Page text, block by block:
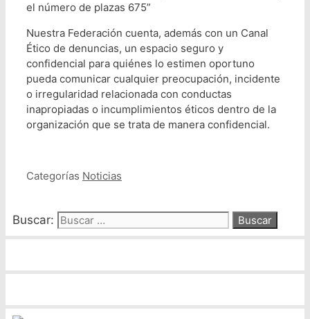
el número de plazas 675”
Nuestra Federación cuenta, además con un Canal
Ético de denuncias, un espacio seguro y
confidencial para quiénes lo estimen oportuno
pueda comunicar cualquier preocupación, incidente
o irregularidad relacionada con conductas
inapropiadas o incumplimientos éticos dentro de la
organización que se trata de manera confidencial.
Categorías Noticias
Buscar: